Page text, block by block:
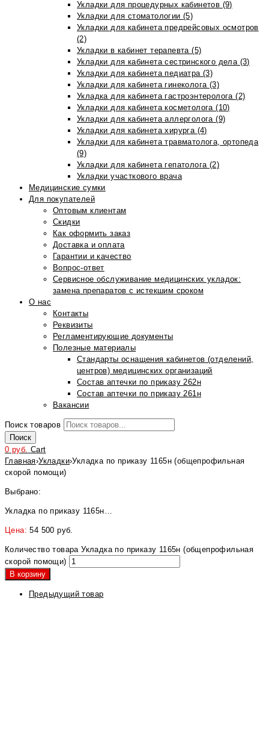
Укладки для процедурных кабинетов (9)
Укладки для стоматологии (5)
Укладки для кабинета предрейсовых осмотров
(2)
Укладки в кабинет терапевта (5)
Укладки для кабинета сестринского дела (3)
Укладки для кабинета педиатра (3)
Укладки для кабинета гинеколога (3)
Укладка для кабинета гастроэнтеролога (2)
Укладки для кабинета косметолога (10)
Укладки для кабинета аллерголога (9)
Укладки для кабинета хирурга (4)
Укладки для кабинета травматолога, ортопеда
(9)
Укладки для кабинета гепатолога (2)
Укладки участкового врача
Медицинские сумки
Для покупателей
Оптовым клиентам
Скидки
Как оформить заказ
Доставка и оплата
Гарантии и качество
Вопрос-ответ
Сервисное обслуживание медицинских укладок:
замена препаратов с истекшим сроком
О нас
Контакты
Реквизиты
Регламентирующие документы
Полезные материалы
Стандарты оснащения кабинетов (отделений,
центров) медицинских организаций
Состав аптечки по приказу 262н
Состав аптечки по приказу 261н
Вакансии
Поиск товаров
Поиск
0 руб. Cart
Главная›Укладки›Укладка по приказу 1165н (общепрофильная
скорой помощи)
Выбрано:
Укладка по приказу 1165н…
Цена:54 500 руб.
Количество товара Укладка по приказу 1165н (общепрофильная
скорой помощи)
В корзину
Предыдущий товар